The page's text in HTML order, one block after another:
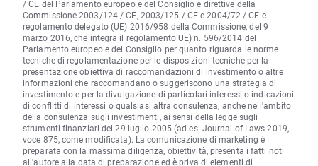
/ CE del Parlamento europeo e del Consiglio e direttive della
Commissione 2003/124 / CE, 2003/125 / CE e 2004/72 / CE e
regolamento delegato (UE) 2016/958 della Commissione, del 9
marzo 2016, che integra il regolamento UE) n. 596/2014 del
Parlamento europeo e del Consiglio per quanto riguarda le norme
tecniche di regolamentazione per le disposizioni tecniche per la
presentazione obiettiva di raccomandazioni di investimento o altre
informazioni che raccomandano o suggeriscono una strategia di
investimento e per la divulgazione di particolari interessi o indicazioni
di conflitti di interessi o qualsiasi altra consulenza, anche nell'ambito
della consulenza sugli investimenti, ai sensi della legge sugli
strumenti finanziari del 29 luglio 2005 (ad es. Journal of Laws 2019,
voce 875, come modificata). La comunicazione di marketing è
preparata con la massima diligenza, obiettività, presenta i fatti noti
all'autore alla data di preparazione ed è priva di elementi di